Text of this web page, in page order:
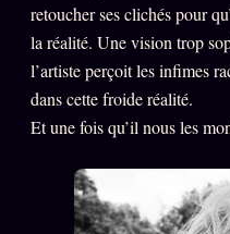
Oracle Couples
Oracle Famille
Oracle Sigil Sonore
Oracle Parfum
Oracle
Oracle Carte du
retoucher ses clichés pour
la réalité. Une vision trop
l’artiste perçoit les infimes
dans cette froide réalité.
Et une fois qu’il nous les